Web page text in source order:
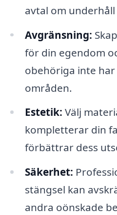
avtal om
Avgränsning:
för din egendom
obehöriga inte
områden.
Estetik: Välj
kompletterar din
förbättrar dess
Säkerhet:
stängsel kan
andra oönskade